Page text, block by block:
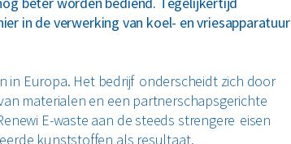
in de verwerking van koel- en vriesapparatuur
in Europa. Het bedrijf onderscheidt zich door
materialen en een partnerschapsgerichte
E-waste aan de steeds strengere eisen
kunststoffen als resultaat.